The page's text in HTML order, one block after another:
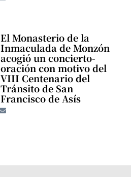
El Monasterio de la
Inmaculada de Monzón
acogió un concierto-
oración con motivo del
VIII Centenario del
Tránsito de San
Francisco de Asís